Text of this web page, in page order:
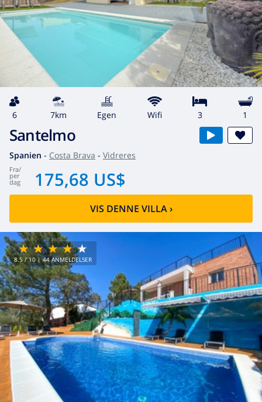
6 7km egen wifi 3 1
Santelmo
Spanien - Costa Brava - Vidreres
fra/
per
dag 175,68 US$
VIS DENNE VILLA›
8.5/ 10 |44 ANMELDELSER